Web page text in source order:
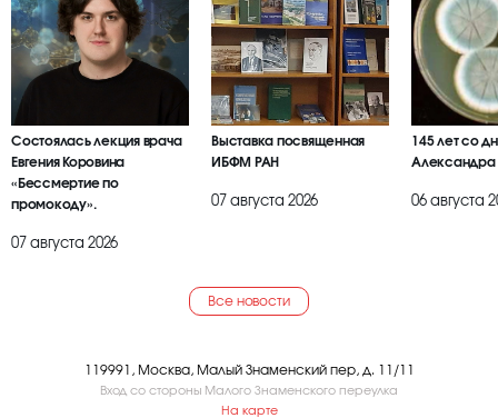
Состоялась лекция врача
Евгения Коровина
«Бессмертие по
промокоду».
07 августа 2026
Выставка посвященная
ИБФМ РАН
07 августа 2026
145 лет со
Александра
06 августа
Все новости
119991, Москва, Малый Знаменский пер, д. 11/11
Вход со стороны Малого Знаменского переулка
На карте